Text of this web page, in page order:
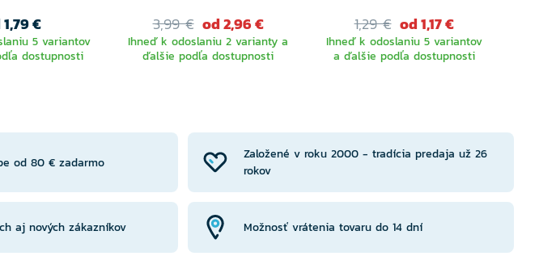
€
5 variantov
dostupnosti
3,99 € od 2,96 €
Ihneď k odoslaniu 2 varianty a
ďalšie podľa dostupnosti
1,29 € od 1,17 €
Ihneď k odoslaniu 5 variantov
a ďalšie podľa dostupnosti
od 80 € zadarmo
Založené v roku 2000 - tradícia predaja už 26
rokov
aj nových zákazníkov Možnosť vrátenia tovaru do 14 dní